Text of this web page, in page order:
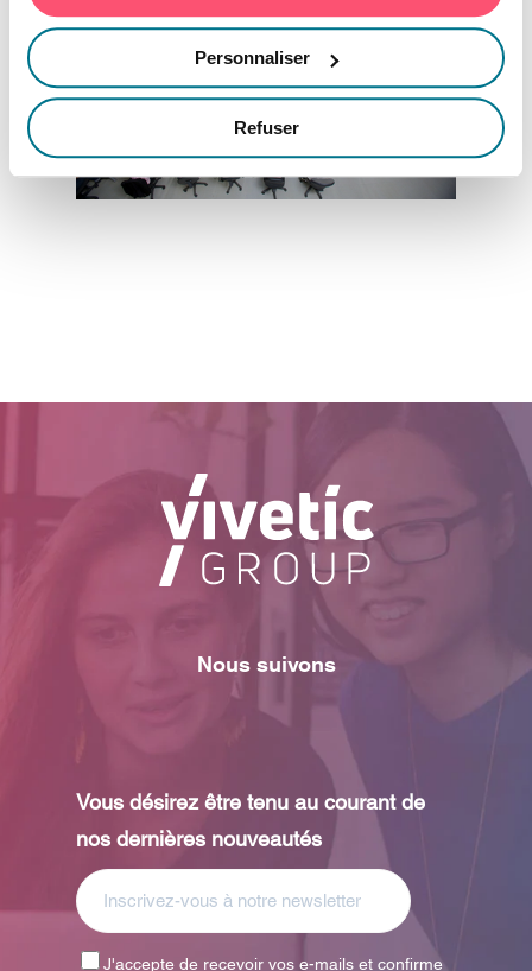
Personnaliser
Refuser
Nous suivons
Vous désirez être tenu au courant de
nos dernières nouveautés
J'accepte de recevoir vos e-mails et confirme